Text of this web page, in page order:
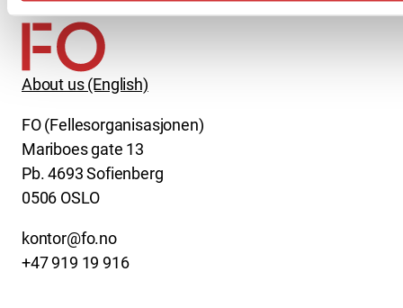
About us (English)
FO (Fellesorganisasjonen)
Mariboes gate 13
Pb. 4693 Sofienberg
0506 OSLO
kontor@fo.no
+47 919 19 916